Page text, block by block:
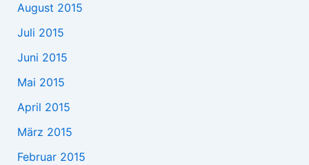
August 2015
Juli 2015
Juni 2015
Mai 2015
April 2015
März 2015
Februar 2015